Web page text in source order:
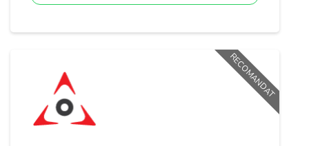
RECOMANDAT